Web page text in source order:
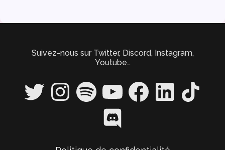
Suivez-nous sur Twitter, Discord, Instagram,
Youtube…
Twitter InstagramSpotify YouTube FacebookLinkedIn TikTok
Discord